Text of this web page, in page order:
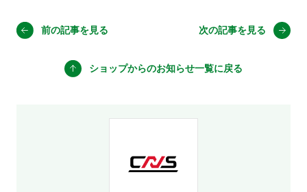
前の記事を見る 次の記事を見る
ショップからのお知らせ一覧に戻る